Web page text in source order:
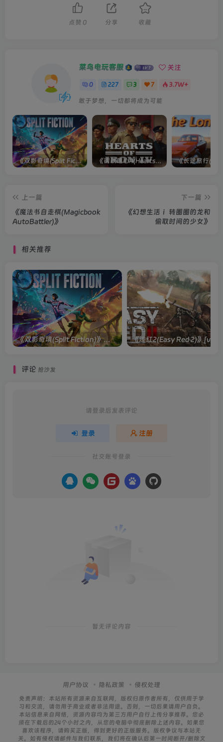
点赞 0 分享 收藏
菜鸟电玩客服 关注
0 227 3 7 3.7W+
敢于梦想，一切都将成为可能
《双影奇境(Split Fiction)》单机版/联机版[v1.0 单机版/联机版] 《钢铁雄心4(Hearts of Iron IV)》单机版/联机版[v1.16.0 整合全部DLCs ]
上一篇
《魔法书自走棋(Magicbook
AutoBattler)》
下一篇
《幻想生活ｉ 转圈圈的龙和
偷取时间的少女》
相关推荐
《双影奇境(Split Fiction)》单机版/联机版[v1.0 单机版/联机版]
评论 抢沙发
请登录后发表评论
登录 注册
社交账号登录
暂无评论内容
用户协议 隐私政策 侵权处理
免责声明：本站所有资源来自互联网，版权归原作者所有，仅供用于学
习和交流，请勿用于商业或者非法用途。否则，一切后果请用户自负。
本站信息来自网络，资源内容均为第三方用户自行上传分享推荐。您必
须在下载后的24个小时之内，从您的电脑中彻底删除上述内容。如果您
喜欢该程序，请购买正版，得到更好的正版服务。版权争议与本站无
关。如有侵权请邮件与我们联系，我们将在确认后第一时间断开/删除文